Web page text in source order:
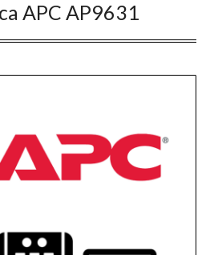
APC AP9631